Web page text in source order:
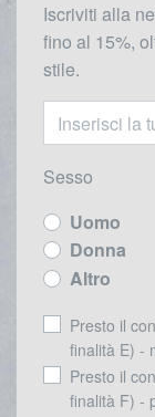
Iscriviti alla
fino al 15%,
stile.
Sesso
Uomo
Donna
Altro
Presto il
finalità E) -
Presto il
finalità F) -